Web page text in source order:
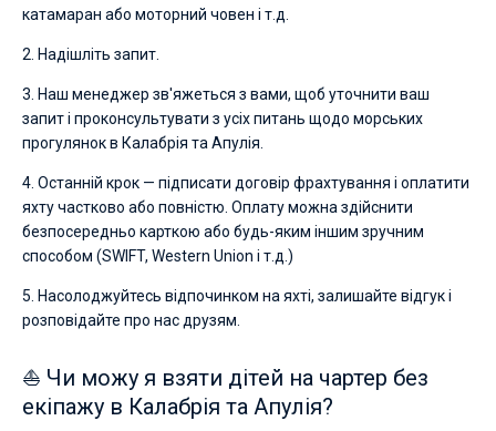
катамаран або моторний човен і т.д.
2. Надішліть запит.
3. Наш менеджер зв'яжеться з вами, щоб уточнити ваш
запит і проконсультувати з усіх питань щодо морських
прогулянок в Калабрія та Апулія.
4. Останній крок — підписати договір фрахтування і оплатити
яхту частково або повністю. Оплату можна здійснити
безпосередньо карткою або будь-яким іншим зручним
способом (SWIFT, Western Union і т.д.)
5. Насолоджуйтесь відпочинком на яхті, залишайте відгук і
розповідайте про нас друзям.
⛵ Чи можу я взяти дітей на чартер без
екіпажу в Калабрія та Апулія?